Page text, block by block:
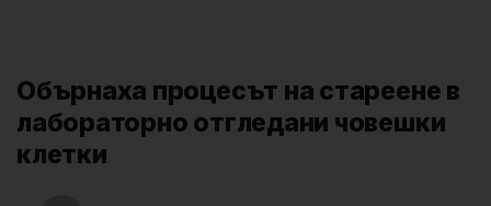
Обърнаха процесът на стареене в
лабораторно отгледани човешки
клетки